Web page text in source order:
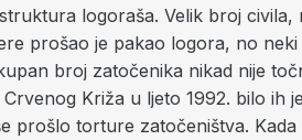
logoraša. Velik broj civila,
prošao je pakao logora, no
broj zatočenika nikad nije
Križa u ljeto 1992. bilo ih
prošlo torture zatočeništva.